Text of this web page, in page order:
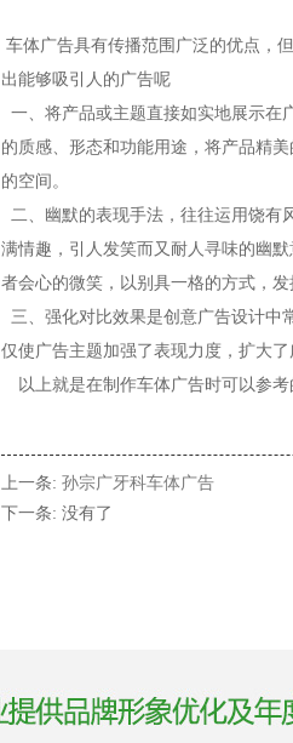
车体广告具有传播范围广泛的优点，
出能够吸引人的广告呢
一、将产品或主题直接如实地展示在
的质感、形态和功能用途，将产品精
的空间。
二、幽默的表现手法，往往运用饶有
满情趣，引人发笑而又耐人寻味的幽
者会心的微笑，以别具一格的方式，发
三、强化对比效果是创意广告设计中
仅使广告主题加强了表现力度，扩大了
以上就是在制作车体广告时可以参
上一条: 孙宗广牙科车体广告
下一条: 没有了